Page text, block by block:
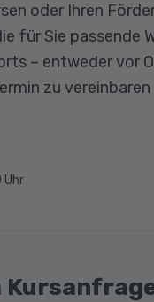
ID und
die
Eine
o.ä.)
oder Ihren
für Sie passende
– entweder vor
zu
Uhr